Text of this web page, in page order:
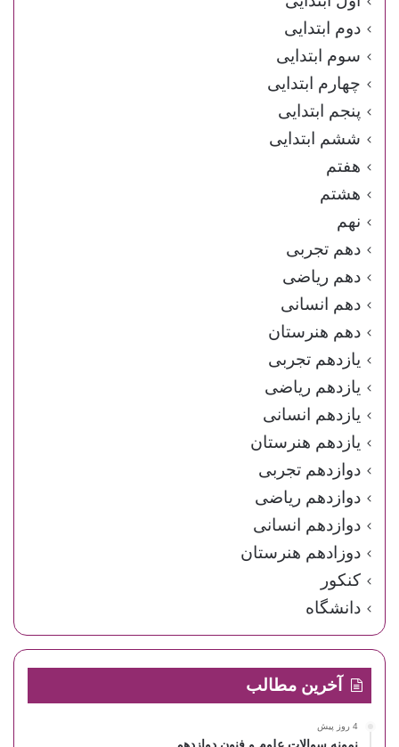
دوم ابتدایی
سوم ابتدایی
چهارم ابتدایی
پنجم ابتدایی
ششم ابتدایی
هفتم
هشتم
نهم
دهم تجربی
دهم ریاضی
دهم انسانی
دهم هنرستان
یازدهم تجربی
یازدهم ریاضی
یازدهم انسانی
یازدهم هنرستان
دوازدهم تجربی
دوازدهم ریاضی
دوازدهم انسانی
دوزادهم هنرستان
کنکور
دانشگاه
آخرین مطالب
4 روز پیش
نمونه سوالات علوم و فنون دوازدهم